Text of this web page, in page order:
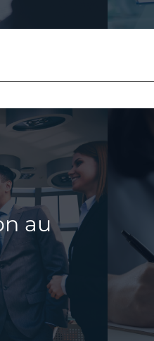
est
laquelle
qui lui
chose
pourra
au